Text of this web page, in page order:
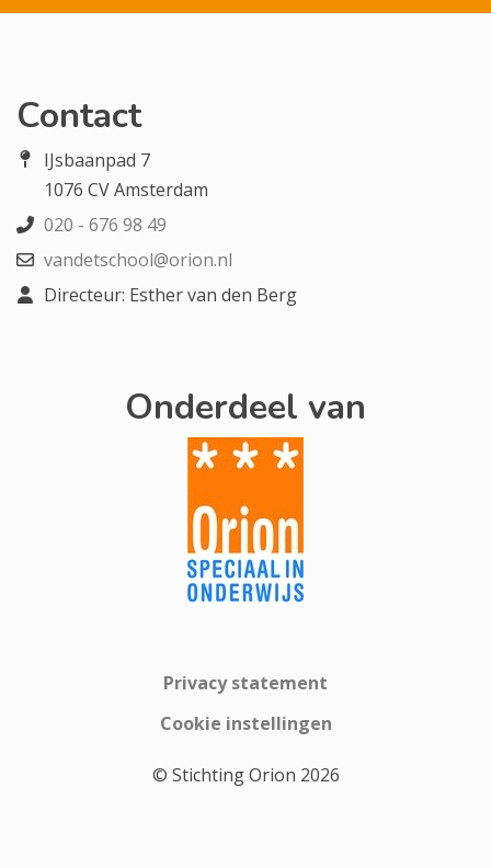
Contact
IJsbaanpad 7
1076 CV Amsterdam
020 - 676 98 49
vandetschool@orion.nl
Directeur: Esther van den Berg
Onderdeel van
Privacy statement
Cookie instellingen
© Stichting Orion 2026